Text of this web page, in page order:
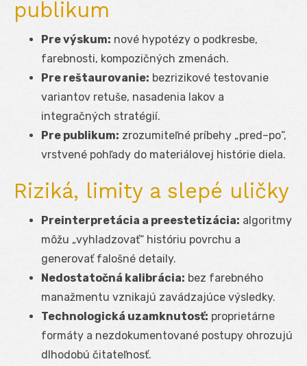
publikum
Pre výskum: nové hypotézy o podkresbe,
farebnosti, kompozičných zmenách.
Pre reštaurovanie: bezrizikové testovanie
variantov retuše, nasadenia lakov a
integračných stratégií.
Pre publikum: zrozumiteľné príbehy „pred–po“,
vrstvené pohľady do materiálovej histórie diela.
Riziká, limity a slepé uličky
Preinterpretácia a preestetizácia: algoritmy
môžu „vyhladzovať“ históriu povrchu a
generovať falošné detaily.
Nedostatočná kalibrácia: bez farebného
manažmentu vznikajú zavádzajúce výsledky.
Technologická uzamknutosť: proprietárne
formáty a nezdokumentované postupy ohrozujú
dlhodobú čitateľnosť.